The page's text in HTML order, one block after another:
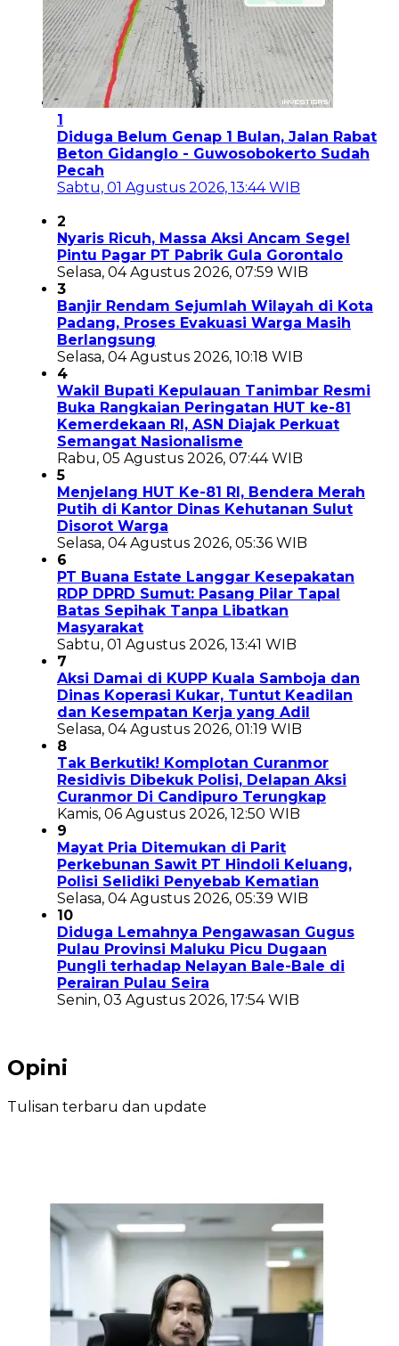
1
Diduga Belum Genap 1 Bulan, Jalan Rabat
Beton Gidanglo - Guwosobokerto Sudah
Pecah
Sabtu, 01 Agustus 2026, 13:44 WIB
2
Nyaris Ricuh, Massa Aksi Ancam Segel
Pintu Pagar PT Pabrik Gula Gorontalo
Selasa, 04 Agustus 2026, 07:59 WIB
3
Banjir Rendam Sejumlah Wilayah di Kota
Padang, Proses Evakuasi Warga Masih
Berlangsung
Selasa, 04 Agustus 2026, 10:18 WIB
4
Wakil Bupati Kepulauan Tanimbar Resmi
Buka Rangkaian Peringatan HUT ke-81
Kemerdekaan RI, ASN Diajak Perkuat
Semangat Nasionalisme
Rabu, 05 Agustus 2026, 07:44 WIB
5
Menjelang HUT Ke-81 RI, Bendera Merah
Putih di Kantor Dinas Kehutanan Sulut
Disorot Warga
Selasa, 04 Agustus 2026, 05:36 WIB
6
PT Buana Estate Langgar Kesepakatan
RDP DPRD Sumut: Pasang Pilar Tapal
Batas Sepihak Tanpa Libatkan
Masyarakat
Sabtu, 01 Agustus 2026, 13:41 WIB
7
Aksi Damai di KUPP Kuala Samboja dan
Dinas Koperasi Kukar, Tuntut Keadilan
dan Kesempatan Kerja yang Adil
Selasa, 04 Agustus 2026, 01:19 WIB
8
Tak Berkutik! Komplotan Curanmor
Residivis Dibekuk Polisi, Delapan Aksi
Curanmor Di Candipuro Terungkap
Kamis, 06 Agustus 2026, 12:50 WIB
9
Mayat Pria Ditemukan di Parit
Perkebunan Sawit PT Hindoli Keluang,
Polisi Selidiki Penyebab Kematian
Selasa, 04 Agustus 2026, 05:39 WIB
10
Diduga Lemahnya Pengawasan Gugus
Pulau Provinsi Maluku Picu Dugaan
Pungli terhadap Nelayan Bale-Bale di
Perairan Pulau Seira
Senin, 03 Agustus 2026, 17:54 WIB
Opini
Tulisan terbaru dan update